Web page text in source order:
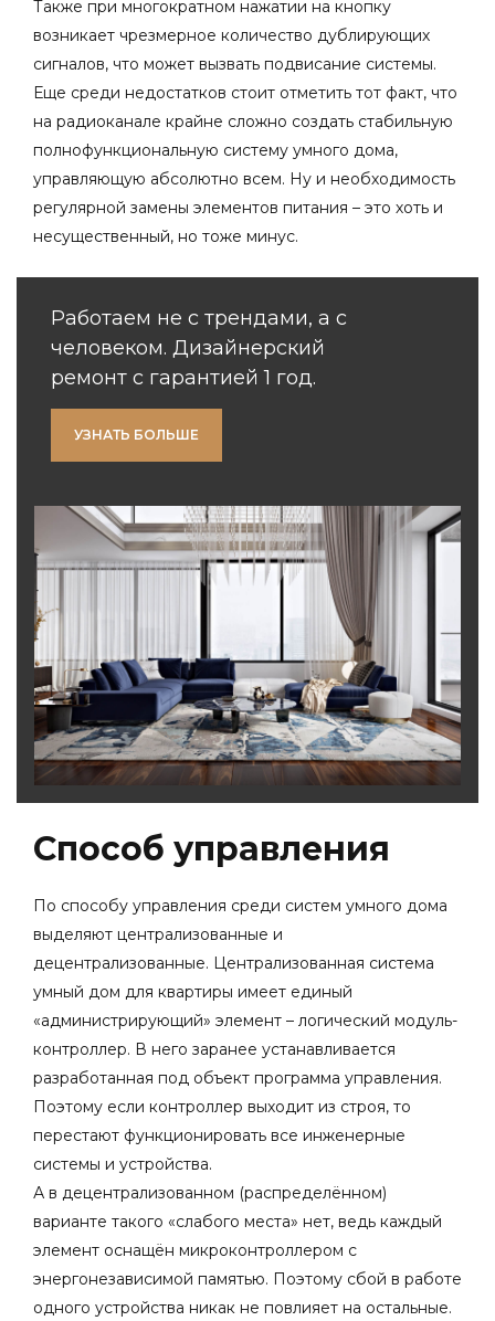
Также при многократном нажатии на кнопку
возникает чрезмерное количество дублирующих
сигналов, что может вызвать подвисание системы.
Еще среди недостатков стоит отметить тот факт, что
на радиоканале крайне сложно создать стабильную
полнофункциональную систему умного дома,
управляющую абсолютно всем. Ну и необходимость
регулярной замены элементов питания – это хоть и
несущественный, но тоже минус.
Работаем не с трендами, а с
человеком. Дизайнерский
ремонт с гарантией 1 год.
УЗНАТЬ БОЛЬШЕ
Способ управления
По способу управления среди систем умного дома
выделяют централизованные и
децентрализованные. Централизованная система
умный дом для квартиры имеет единый
«администрирующий» элемент – логический модуль-
контроллер. В него заранее устанавливается
разработанная под объект программа управления.
Поэтому если контроллер выходит из строя, то
перестают функционировать все инженерные
системы и устройства.
А в децентрализованном (распределённом)
варианте такого «слабого места» нет, ведь каждый
элемент оснащён микроконтроллером с
энергонезависимой памятью. Поэтому сбой в работе
одного устройства никак не повлияет на остальные.